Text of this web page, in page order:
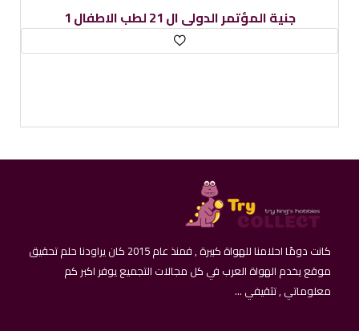
1 جنية المؤتمر الدولى ال 21 لطب الاطفال
كانت دومًا احلامنا للهواة كبيرة , فمنذ عام 2015 كان يراودنا حلم تحقيق
موقع يخدم الهواة العرب في كل مجالات التجميع يوفر اكبر كم
معلوماتي , تثقيفي ...